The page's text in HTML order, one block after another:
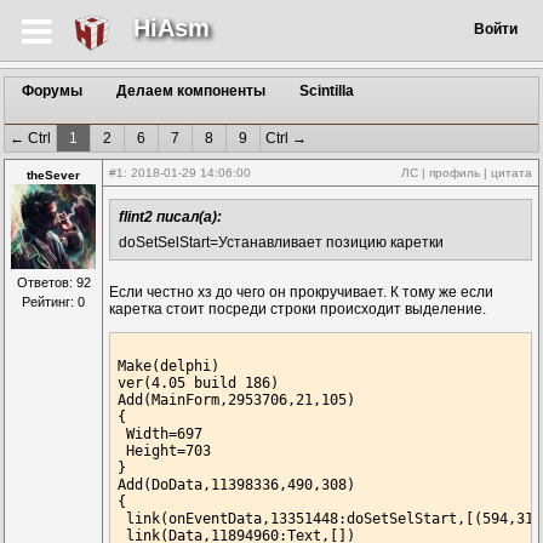
HiAsm Войти
Форумы Делаем компоненты Scintilla
← Ctrl 1 2 6 7 8 9 Ctrl →
theSever
Ответов: 92
Рейтинг: 0
#1 : 2018-01-29 14:06:00 ЛС | профиль | цитата
flint2 писал(а):
doSetSelStart=Устанавливает позицию каретки
Если честно хз до чего он прокручивает. К тому же если
каретка стоит посреди строки происходит выделение.
Make(delphi)
ver(4.05 build 186)
Add(MainForm,2953706,21, 105)
{
Width=697
Height=703
}
Add(DoData, 11398336,490,308)
{
link(onEventData, 13351448:doSetSelStart,[(594,314
link(Data, 11894960:Text,[])